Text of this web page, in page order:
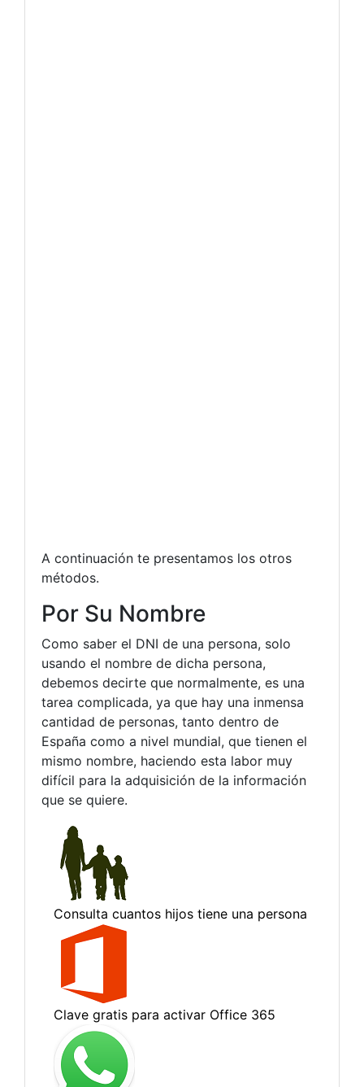
A continuación te presentamos los otros
métodos.
Por Su Nombre
Como saber el DNI de una persona, solo
usando el nombre de dicha persona,
debemos decirte que normalmente, es una
tarea complicada, ya que hay una inmensa
cantidad de personas, tanto dentro de
España como a nivel mundial, que tienen el
mismo nombre, haciendo esta labor muy
difícil para la adquisición de la información
que se quiere.